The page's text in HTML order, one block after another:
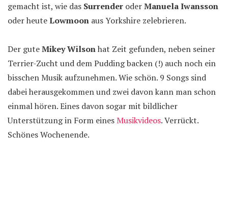
gemacht ist, wie das Surrender oderManuela Iwansson
oder heuteLowmoon aus Yorkshire zelebrieren.
Der guteMikey Wilsonhat Zeit gefunden, neben seiner
Terrier-Zucht und dem Pudding backen (!) auch noch ein
bisschen Musik aufzunehmen. Wie schön. 9 Songs sind
dabei herausgekommen und zwei davon kann man schon
einmal hören. Eines davon sogar mit bildlicher
Unterstützung in Form einesMusikvideos. Verrückt.
Schönes Wochenende.